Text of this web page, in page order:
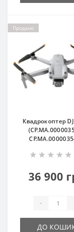
Продано
Квадрокоптер
36 900
-
ДО